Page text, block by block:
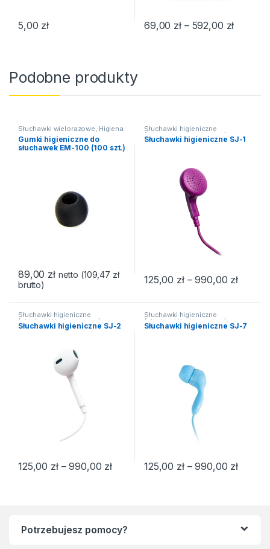
5,00 zł
Ten produkt ma wiele wariantów. Opcje można wybrać na
69,00 zł – 592,00 złZakres
Ten produkt ma wiele
Podobne produkty
Słuchawki wielorazowe Higiena
Gumki higieniczne do
słuchawek EM-100 (100 szt.)
89,00 zł netto (109,47 zł
brutto)
Słuchawki higieniczne
(słuchawki jednorazowe)
Słuchawki
Słuchawki higieniczne SJ-1
125,00 zł – 990,00 zł
Ten produkt ma wiele
Słuchawki higieniczne
(słuchawki jednorazowe)
Słuchawki
Słuchawki higieniczne SJ-2
125,00 zł – 990,00 złZakres cen: od 125,00 zł do
Ten produkt ma wiele wariantów. Opcje można wybrać na
Słuchawki higieniczne
(słuchawki jednorazowe)
Słuchawki
Słuchawki higieniczne SJ-7
125,00 zł – 990,00 zł
Ten produkt ma wiele
Potrzebujesz pomocy?